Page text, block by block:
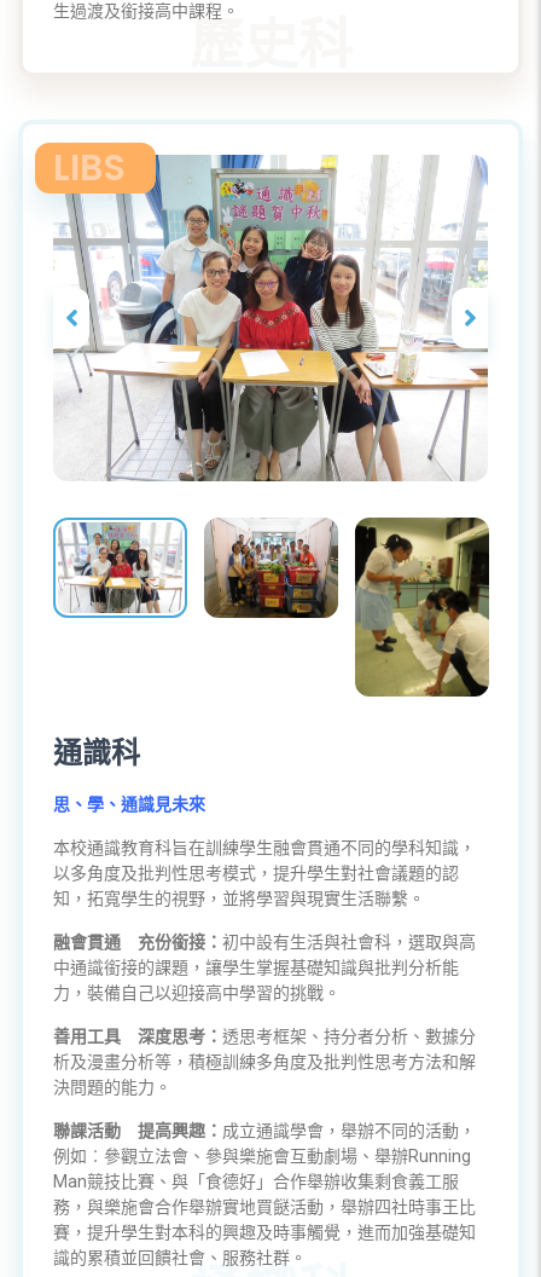
生過渡及銜接高中課程。
LIBS
通識科
思、學、通識見未來
本校通識教育科旨在訓練學生融會貫通不同的學科知識，
以多角度及批判性思考模式，提升學生對社會議題的認
知，拓寬學生的視野，並將學習與現實生活聯繫。
融會貫通 充份銜接： 初中設有生活與社會科，選取與高
中通識銜接的課題，讓學生掌握基礎知識與批判分析能
力，裝備自己以迎接高中學習的挑戰。
善用工具 深度思考： 透思考框架、持分者分析、數據分
析及漫畫分析等，積極訓練多角度及批判性思考方法和解
決問題的能力。
聯課活動 提高興趣： 成立通識學會，舉辦不同的活動，
例如︰參觀立法會、參與樂施會互動劇場、舉辦Running
Man競技比賽、與「食德好」合作舉辦收集剩食義工服
務，與樂施會合作舉辦實地買餸活動，舉辦四社時事王比
賽，提升學生對本科的興趣及時事觸覺，進而加強基礎知
識的累積並回饋社會、服務社群。